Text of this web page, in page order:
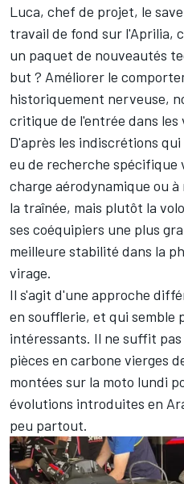
Luca, chef de projet, le
travail de fond sur l'Aprilia,
un paquet de nouveautés
but ? Améliorer le
historiquement nerveuse,
critique de l'entrée dans les
D'après les indiscrétions
eu de recherche spécifique
charge aérodynamique ou
la traînée, mais plutôt la
ses coéquipiers une plus
meilleure stabilité dans la
virage.
Il s'agit d'une approche
en soufflerie, et qui semble
intéressants. Il ne suffit
pièces en carbone vierges
montées sur la moto lundi
évolutions introduites en
peu partout.